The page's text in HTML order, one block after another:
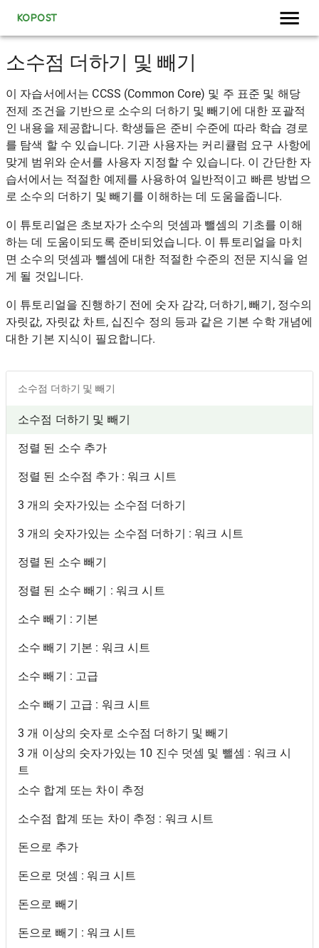
KOPOST
소수점 더하기 및 빼기
이 자습서에서는 CCSS (Common Core) 및 주 표준 및 해당
전제 조건을 기반으로 소수의 더하기 및 빼기에 대한 포괄적
인 내용을 제공합니다. 학생들은 준비 수준에 따라 학습 경로
를 탐색 할 수 있습니다. 기관 사용자는 커리큘럼 요구 사항에
맞게 범위와 순서를 사용자 지정할 수 있습니다. 이 간단한 자
습서에서는 적절한 예제를 사용하여 일반적이고 빠른 방법으
로 소수의 더하기 및 빼기를 이해하는 데 도움을줍니다.
이 튜토리얼은 초보자가 소수의 덧셈과 뺄셈의 기초를 이해
하는 데 도움이되도록 준비되었습니다. 이 튜토리얼을 마치
면 소수의 덧셈과 뺄셈에 대한 적절한 수준의 전문 지식을 얻
게 될 것입니다.
이 튜토리얼을 진행하기 전에 숫자 감각, 더하기, 빼기, 정수의
자릿값, 자릿값 차트, 십진수 정의 등과 같은 기본 수학 개념에
대한 기본 지식이 필요합니다.
소수점 더하기 및 빼기
소수점 더하기 및 빼기
정렬 된 소수 추가
정렬 된 소수점 추가 : 워크 시트
3 개의 숫자가있는 소수점 더하기
3 개의 숫자가있는 소수점 더하기 : 워크 시트
정렬 된 소수 빼기
정렬 된 소수 빼기 : 워크 시트
소수 빼기 : 기본
소수 빼기 기본 : 워크 시트
소수 빼기 : 고급
소수 빼기 고급 : 워크 시트
3 개 이상의 숫자로 소수점 더하기 및 빼기
3 개 이상의 숫자가있는 10 진수 덧셈 및 뺄셈 : 워크 시
트
소수 합계 또는 차이 추정
소수점 합계 또는 차이 추정 : 워크 시트
돈으로 추가
돈으로 덧셈 : 워크 시트
돈으로 빼기
돈으로 빼기 : 워크 시트